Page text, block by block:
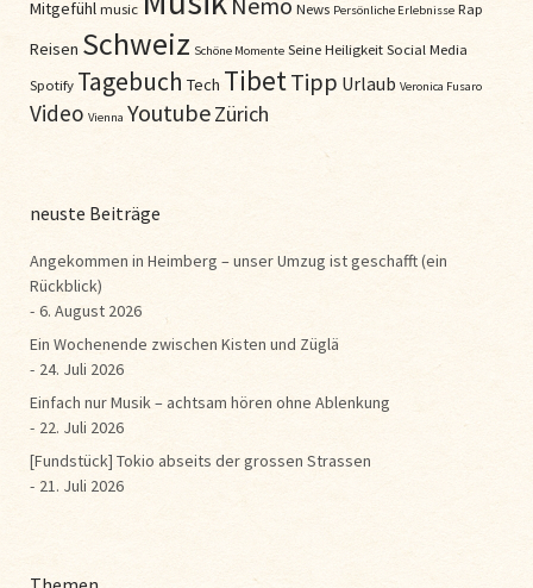
Mitgefühlmusic News Persönliche Erlebnisse Rap
Reisen Schweiz Schöne Momente Seine HeiligkeitSocial Media
Spotify Tagebuch Tech TibetTipp Urlaub Veronica Fusaro
Video Vienna YoutubeZürich
neuste Beiträge
Angekommen in Heimberg – unser Umzug ist geschafft (ein
Rückblick)
6. August 2026
Ein Wochenende zwischen Kisten und Züglä
24. Juli 2026
Einfach nur Musik – achtsam hören ohne Ablenkung
22. Juli 2026
[Fundstück] Tokio abseits der grossen Strassen
21. Juli 2026